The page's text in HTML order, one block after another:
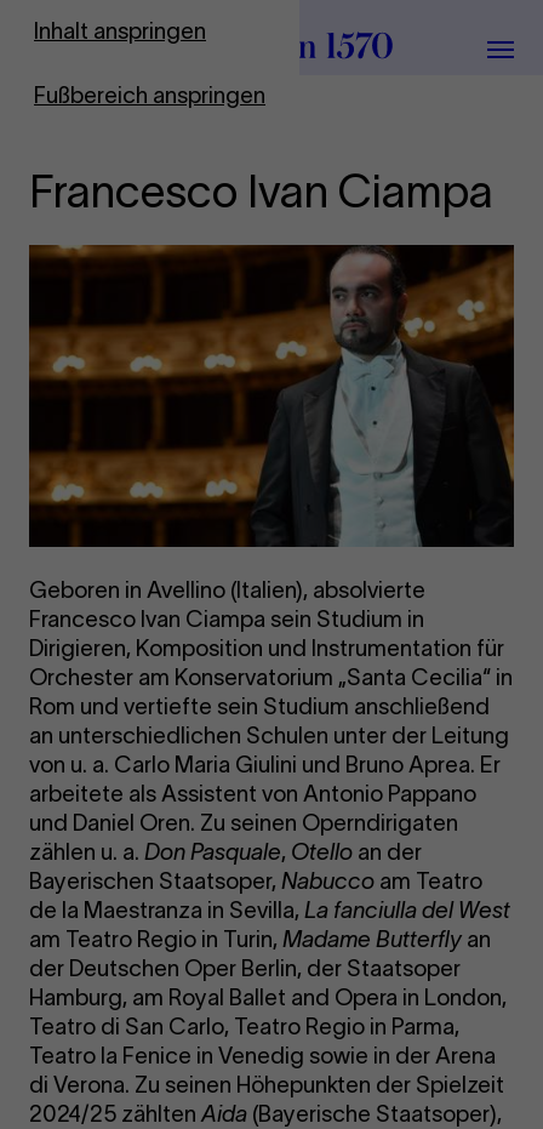
Inhalt anspringen
Fußbereich anspringen
Zur Startseite
Menü
Francesco Ivan Ciampa
Geboren in Avellino (Italien), absolvierte
Francesco Ivan Ciampa sein Studium in
Dirigieren, Komposition und Instrumentation für
Orchester am Konservatorium „Santa Cecilia“ in
Rom und vertiefte sein Studium anschließend
an unterschiedlichen Schulen unter der Leitung
von u. a. Carlo Maria Giulini und Bruno Aprea. Er
arbeitete als Assistent von Antonio Pappano
und Daniel Oren. Zu seinen Operndirigaten
zählen u. a.Don Pasquale, Otello an der
Bayerischen Staatsoper,Nabucco am Teatro
de la Maestranza in Sevilla,La fanciulla del West
am Teatro Regio in Turin,Madame Butterfly an
der Deutschen Oper Berlin, der Staatsoper
Hamburg, am Royal Ballet and Opera in London,
Teatro di San Carlo, Teatro Regio in Parma,
Teatro la Fenice in Venedig sowie in der Arena
di Verona. Zu seinen Höhepunkten der Spielzeit
2024/25 zähltenAida (Bayerische Staatsoper),